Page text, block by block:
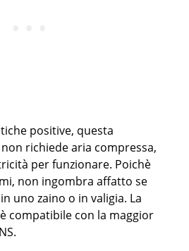
positive, questa
richiede aria compressa,
per funzionare. Poichè
non ingombra affatto se
uno zaino o in valigia. La
compatibile con la maggior